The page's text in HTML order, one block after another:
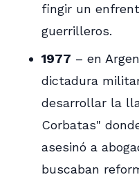
fingir un
guerrilleros.
1977 – en
dictadura
desarrollar la
Corbatas"
asesinó a
buscaban